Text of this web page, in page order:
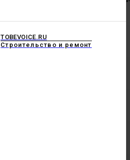
TOBEVOICE.RU
Строительство и ремонт